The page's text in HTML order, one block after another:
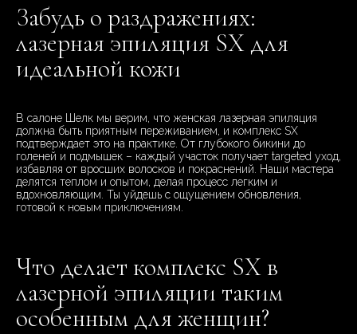
Забудь о раздражениях:
лазерная эпиляция SX для
идеальной кожи
В салоне Шелк мы верим, что женская лазерная эпиляция
должна быть приятным переживанием, и комплекс SX
подтверждает это на практике. От глубокого бикини до
голеней и подмышек – каждый участок получает targeted уход,
избавляя от вросших волосков и покраснений. Наши мастера
делятся теплом и опытом, делая процесс легким и
вдохновляющим. Ты уйдешь с ощущением обновления,
готовой к новым приключениям.
Что делает комплекс SX в
лазерной эпиляции таким
особенным для женщин?